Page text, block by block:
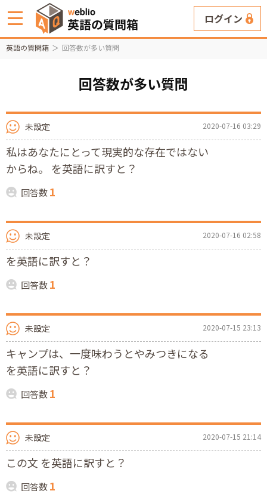
ログイン
英語の質問箱 回答数が多い質問
回答数が多い質問
未設定 2020-07-16 03:29
私はあなたにとって現実的な存在ではない
からね。 を英語に訳すと？
回答数1
未設定 2020-07-16 02:58
を英語に訳すと？
回答数1
未設定 2020-07-15 23:13
キャンプは、一度味わうとやみつきになる
を英語に訳すと？
回答数1
未設定 2020-07-15 21:14
この文 を英語に訳すと？
回答数1